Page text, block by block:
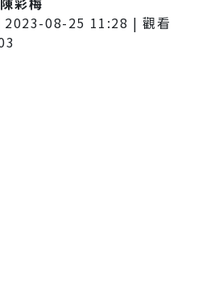
2023-08-25 11:28 | 觀看